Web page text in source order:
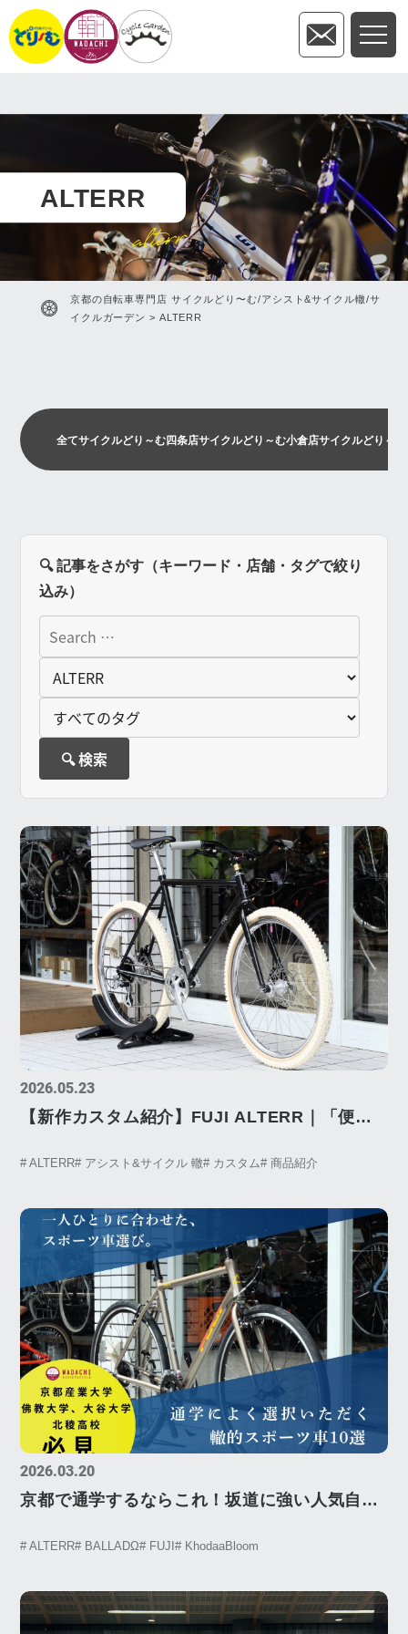
ALTERR
alterr
京都の自転車専門店 サイクルどり〜む/アシスト&サイクル轍/サ
イクルガーデン > ALTERR
全てサイクルどり～む四条店サイクルどり～む小倉店サイクルどり～
2026.05.23
【新作カスタム紹介】FUJI ALTERR｜「便
# ALTERR# アシスト&サイクル 轍# カスタム# 商品紹介
2026.03.20
京都で通学するならこれ！坂道に強い人気自転
# ALTERR# BALLADΩ# FUJI# KhodaaBloom